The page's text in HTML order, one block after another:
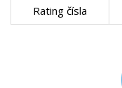
Rating čísla